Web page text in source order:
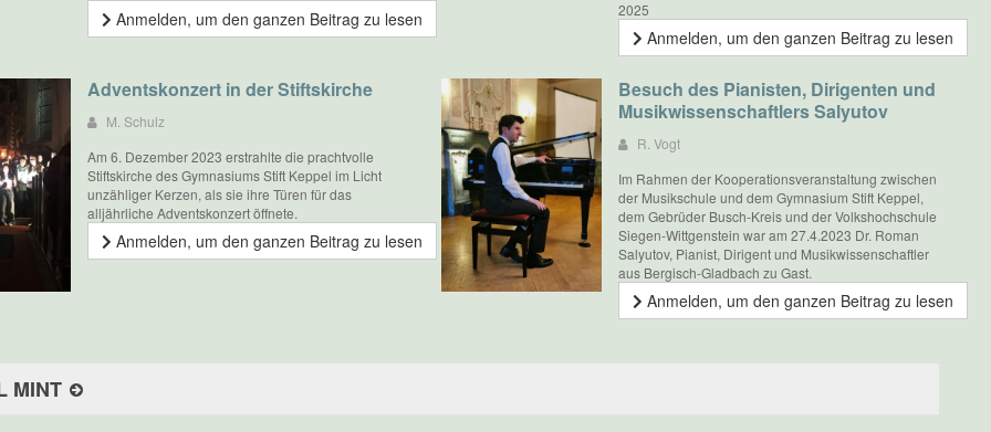
Anmelden, um den ganzen Beitrag zu lesen
2025
Anmelden, um den ganzen Beitrag zu lesen
Adventskonzert in der Stiftskirche
M. Schulz
Am 6. Dezember 2023 erstrahlte die prachtvolle
Stiftskirche des Gymnasiums Stift Keppel im Licht
unzähliger Kerzen, als sie ihre Türen für das
alljährliche Adventskonzert öffnete.
Anmelden, um den ganzen Beitrag zu lesen
Besuch des Pianisten, Dirigenten und
Musikwissenschaftlers Salyutov
R. Vogt
Im Rahmen der Kooperationsveranstaltung zwischen
der Musikschule und dem Gymnasium Stift Keppel,
dem Gebrüder Busch-Kreis und der Volkshochschule
Siegen-Wittgenstein war am 27.4.2023 Dr. Roman
Salyutov, Pianist, Dirigent und Musikwissenschaftler
aus Bergisch-Gladbach zu Gast.
Anmelden, um den ganzen Beitrag zu lesen
MINT